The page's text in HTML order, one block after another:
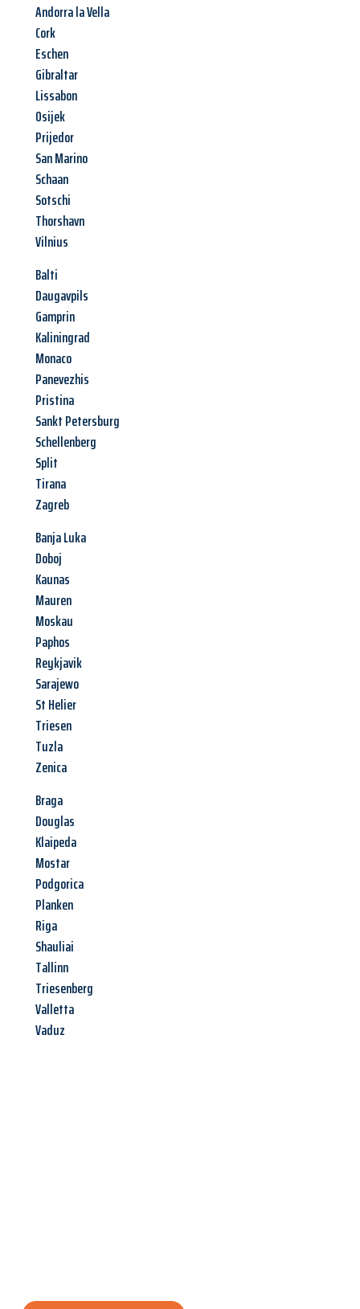
Andorra la Vella
Cork
Eschen
Gibraltar
Lissabon
Osijek
Prijedor
San Marino
Schaan
Sotschi
Thorshavn
Vilnius
Balti
Daugavpils
Gamprin
Kaliningrad
Monaco
Panevezhis
Pristina
Sankt Petersburg
Schellenberg
Split
Tirana
Zagreb
Banja Luka
Doboj
Kaunas
Mauren
Moskau
Paphos
Reykjavik
Sarajewo
St Helier
Triesen
Tuzla
Zenica
Braga
Douglas
Klaipeda
Mostar
Podgorica
Planken
Riga
Shauliai
Tallinn
Triesenberg
Valletta
Vaduz